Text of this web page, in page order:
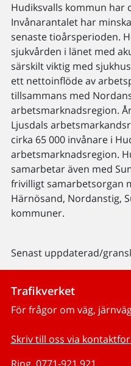
Hudiksvalls kommun har
Invånarantalet har
senaste tioårsperioden.
sjukvården i länet med
särskilt viktig med
ett nettoinflöde av
tillsammans med
arbetsmarknadsregion.
Ljusdals
cirka 65 000 invånare i
arbetsmarknadsregion.
samarbetar även med
frivilligt samarbetsorgan
Härnösand, Nordanstig,
kommuner.
Senast uppdaterad/
Trafikverket
För frågor om väg,
Skriv till oss via